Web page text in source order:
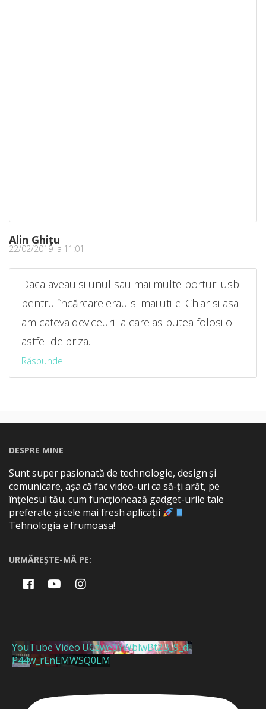
Alin Ghițu
22/02/2019 la 11:01
Daca aveau si unul sau mai multe porturi usb
pentru încărcare erau si mai utile. Chiar si asa
am cateva deviceuri la care as putea folosi o
astfel de priza.
Răspunde
DESPRE MINE
Sunt super pasionată de technologie, design și
comunicare, așa că fac video-uri ca să-ți arăt, pe
înțelesul tău, cum funcționează gadget-urile tale
preferate și cele mai fresh aplicații
Tehnologia e frumoasa!
URMĂREȘTE-MĂ PE:
YouTube Video UCzwe0YWblwBt2B_9_d-
P44w_rEnEMWSQ0LM